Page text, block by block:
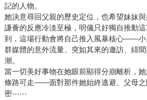
記的人物。
她決意尋回父親的歷史定位，也希望妹妹
謙薈的反應冷淡至極，明儀只好獨自推動
到，這場行動會將自己推入風暴核心——小
群媒體的意外流量、突如其來的邀訪、緋
潮。
當一切美好事物在她眼前顯得分崩離析，
條路可走——面對那件她始終逃避、父母之
密⋯⋯